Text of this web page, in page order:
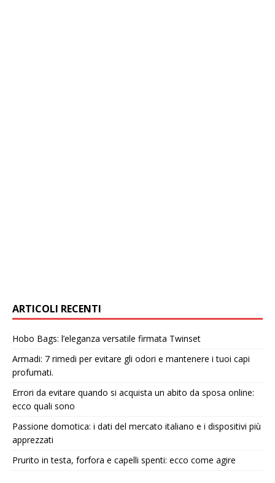
ARTICOLI RECENTI
Hobo Bags: l’eleganza versatile firmata Twinset
Armadi: 7 rimedi per evitare gli odori e mantenere i tuoi capi
profumati.
Errori da evitare quando si acquista un abito da sposa online:
ecco quali sono
Passione domotica: i dati del mercato italiano e i dispositivi più
apprezzati
Prurito in testa, forfora e capelli spenti: ecco come agire